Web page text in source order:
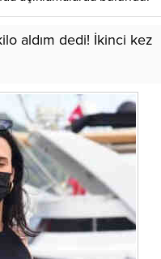
aldım dedi! İkinci kez